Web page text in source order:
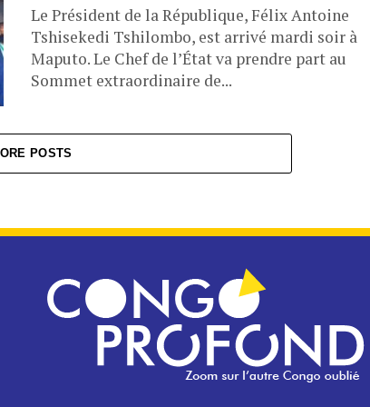
Le Président de la République, Félix Antoine
Tshisekedi Tshilombo, est arrivé mardi soir à
Maputo. Le Chef de l’État va prendre part au
Sommet extraordinaire de...
POSTS